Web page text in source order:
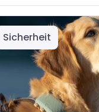
Sicherheit